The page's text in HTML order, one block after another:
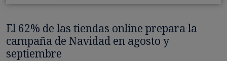
El 62% de las tiendas online prepara la
campaña de Navidad en agosto y
septiembre